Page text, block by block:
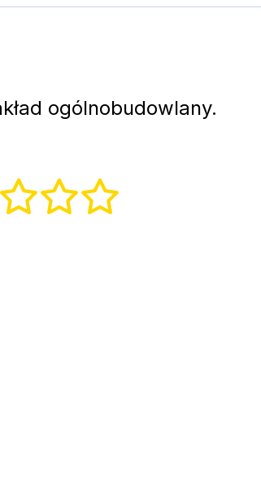
ogólnobudowlany.